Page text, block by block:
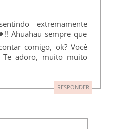
extremamente
Ahuahau sempre que
comigo, ok? Você
Te adoro, muito muito
RESPONDER